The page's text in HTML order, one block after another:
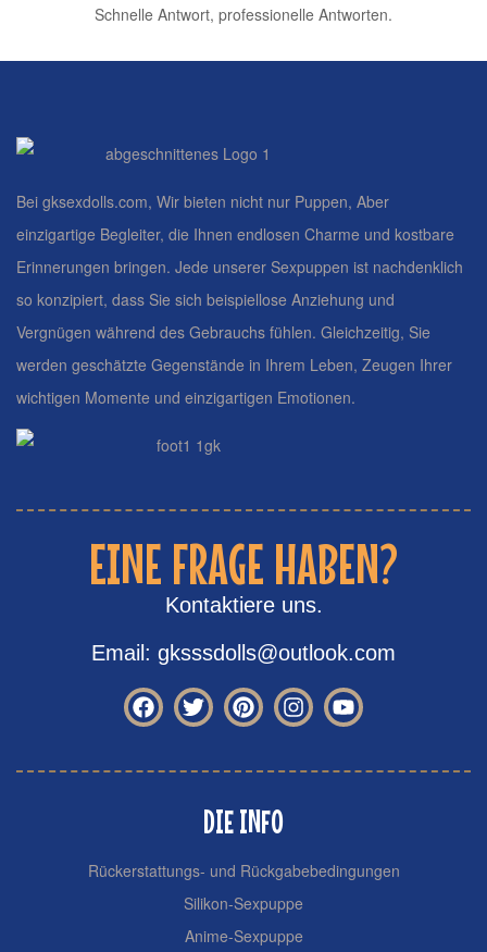
Schnelle Antwort, professionelle Antworten.
Bei gksexdolls.com, Wir bieten nicht nur Puppen, Aber
einzigartige Begleiter, die Ihnen endlosen Charme und kostbare
Erinnerungen bringen. Jede unserer Sexpuppen ist nachdenklich
so konzipiert, dass Sie sich beispiellose Anziehung und
Vergnügen während des Gebrauchs fühlen. Gleichzeitig, Sie
werden geschätzte Gegenstände in Ihrem Leben, Zeugen Ihrer
wichtigen Momente und einzigartigen Emotionen.
EINE FRAGE HABEN?
Kontaktiere uns.
Email: gksssdolls@outlook.com
DIE INFO
Rückerstattungs- und Rückgabebedingungen
Silikon-Sexpuppe
Anime-Sexpuppe